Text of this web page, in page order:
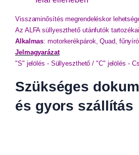
Visszaminősítés megrendeléskor
Az ALFA süllyeszthető utánfutók
Alkalmas: motorkerékpárok, Quad,
Jelmagyarázat
"S" jelölés - Süllyeszthető / "C" jelölés -
Szükséges
és gyors szállítás